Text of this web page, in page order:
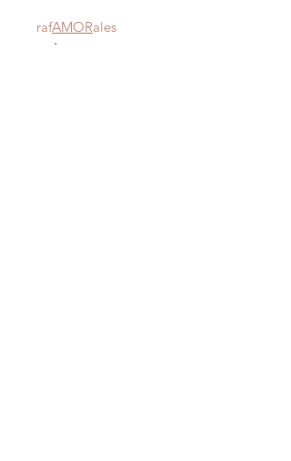
rafAMORales
Autor